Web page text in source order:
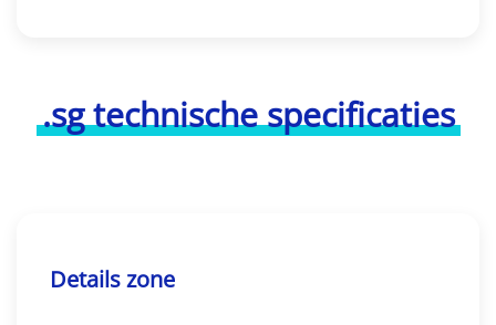
.sg technische specificaties
Details zone